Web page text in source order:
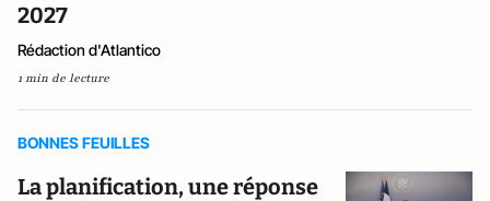
2027
Rédaction d'Atlantico
1 min de lecture
BONNES FEUILLES
La planification, une réponse